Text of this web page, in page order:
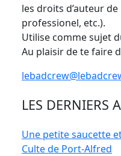
les droits d’auteur
professionel, etc.).
Utilise comme sujet
Au plaisir de te faire
LES DERNIERS
Une petite saucette
Culte de Port-Alfred